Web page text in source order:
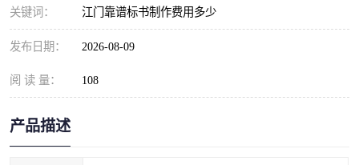
关键词： 江门靠谱标书制作费用多少
发布日期： 2026-08-09
阅 读 量： 108
产品描述